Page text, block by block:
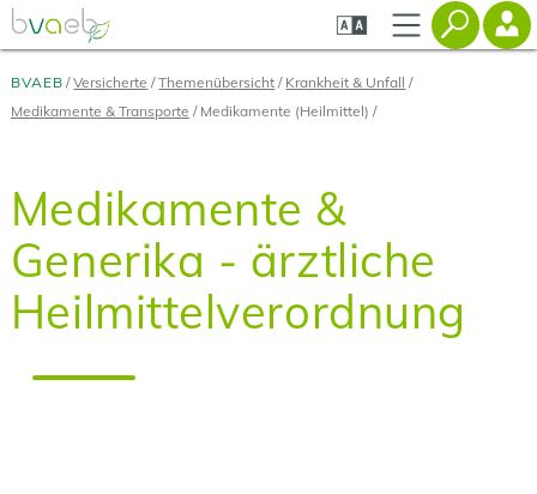
Zum
Seiteninhalt
springen
Zur
Navigation
springen
Zur
Mobilen
Navigation
BVAEB Versicherte Themenübersicht
Krankheit & Unfall
Medikamente & Transporte
Medikamente (Heilmittel)
Medikamente &
Generika - ärztliche
Heilmittelverordnung